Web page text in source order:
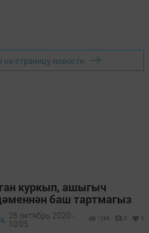
на страницу новости
куркып, ашыгыч
баш тартмагыз
26 октябрь 2020 -
10:05
1266 0 0